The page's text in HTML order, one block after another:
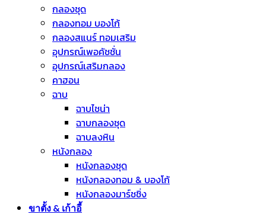
กลองชุด
กลองทอม บองโก้
กลองสแนร์ ทอมเสริม
อุปกรณ์เพอคัชชั่น
อุปกรณ์เสริมกลอง
คาฮอน
ฉาบ
ฉาบไชน่า
ฉาบกลองชุด
ฉาบลงหิน
หนังกลอง
หนังกลองชุด
หนังกลองทอม & บองโก้
หนังกลองมาร์ชชิ่ง
ขาตั้ง & เก้าอี้